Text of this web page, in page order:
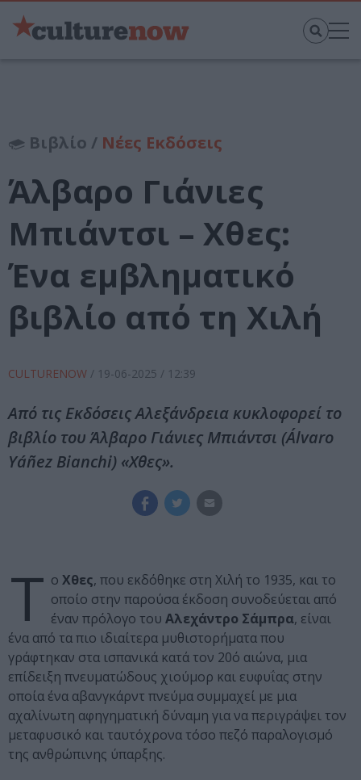
Βιβλίο / Νέες Εκδόσεις
Άλβαρο Γιάνιες
Μπιάντσι – Χθες:
Ένα εμβληματικό
βιβλίο από τη Χιλή
CULTURENOW / 19-06-2025 / 12:39
Από τις Εκδόσεις Αλεξάνδρεια κυκλοφορεί το
βιβλίο του Άλβαρο Γιάνιες Μπιάντσι (Álvaro
Yáñez Bianchi) «Χθες».
Τ ο Χθες, που εκδόθηκε στη Χιλή το 1935, και το
οποίο στην παρούσα έκδοση συνοδεύεται από
έναν πρόλογο του Αλεχάντρο Σάμπρα, είναι
ένα από τα πιο ιδιαίτερα μυθιστορήματα που
γράφτηκαν στα ισπανικά κατά τον 20ό αιώνα, μια
επίδειξη πνευματώδους χιούμορ και ευφυΐας στην
οποία ένα αβανγκάρντ πνεύμα συμμαχεί με μια
αχαλίνωτη αφηγηματική δύναμη για να περιγράψει τον
μεταφυσικό και ταυτόχρονα τόσο πεζό παραλογισμό
της ανθρώπινης ύπαρξης.